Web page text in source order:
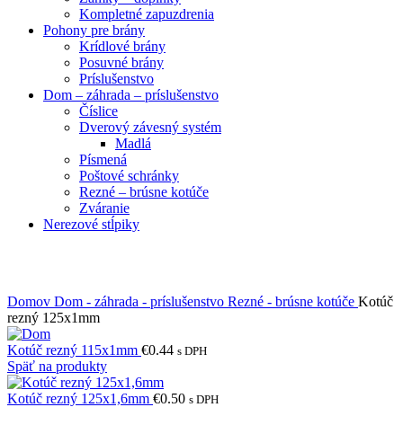
Kompletné zapuzdrenia
Pohony pre brány
Krídlové brány
Posuvné brány
Príslušenstvo
Dom – záhrada – príslušenstvo
Číslice
Dverový závesný systém
Madlá
Písmená
Poštové schránky
Rezné – brúsne kotúče
Zváranie
Nerezové stĺpiky
Domov Dom - záhrada - príslušenstvo Rezné - brúsne kotúče Kotúč
rezný 125x1mm
Kotúč rezný 115x1mm €0.44 s DPH
Späť na produkty
Kotúč rezný 125x1,6mm €0.50 s DPH